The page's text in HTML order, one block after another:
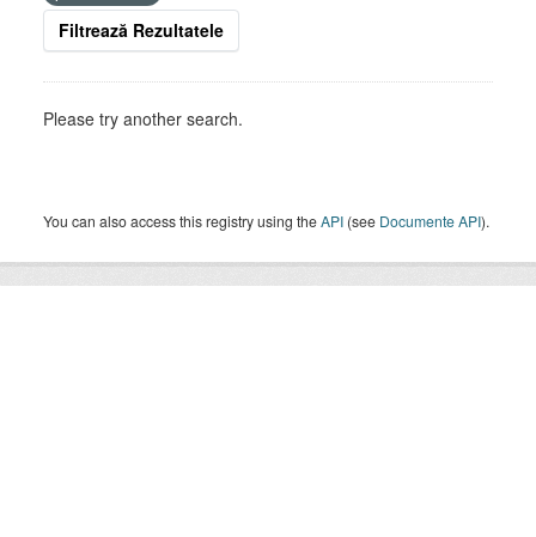
Filtrează Rezultatele
Please try another search.
You can also access this registry using theAPI (see Documente API).